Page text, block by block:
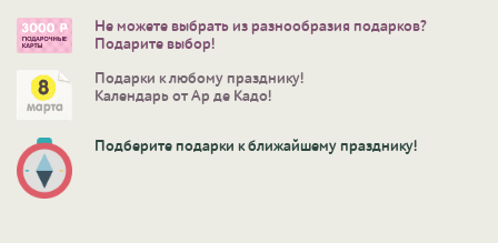
Не можете выбрать из разнообразия подарков?
Подарите выбор!
Подарки к любому празднику!
Календарь от Ар де Кадо!
Подберите подарки к ближайшему празднику!